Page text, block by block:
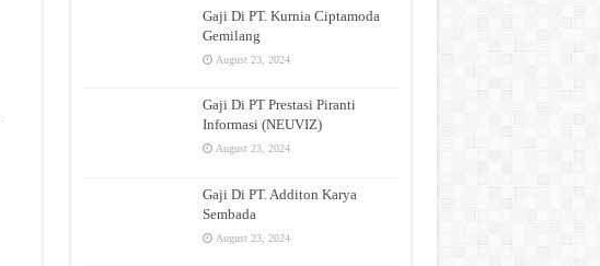
Gaji Di PT. Kurnia Ciptamoda
Gemilang
August 23, 2024
Gaji Di PT Prestasi Piranti
Informasi (NEUVIZ)
August 23, 2024
Gaji Di PT. Additon Karya
Sembada
August 23, 2024